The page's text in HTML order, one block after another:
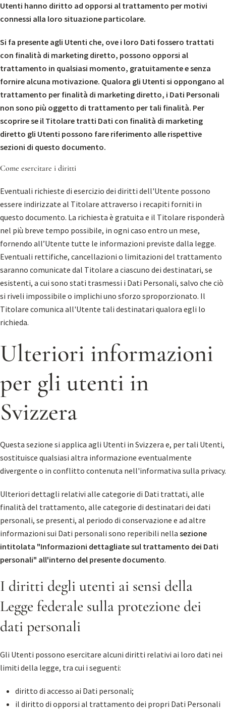
Utenti hanno diritto ad opporsi al trattamento per motivi
connessi alla loro situazione particolare.
Si fa presente agli Utenti che, ove i loro Dati fossero trattati
con finalità di marketing diretto, possono opporsi al
trattamento in qualsiasi momento, gratuitamente e senza
fornire alcuna motivazione. Qualora gli Utenti si oppongano al
trattamento per finalità di marketing diretto, i Dati Personali
non sono più oggetto di trattamento per tali finalità. Per
scoprire se il Titolare tratti Dati con finalità di marketing
diretto gli Utenti possono fare riferimento alle rispettive
sezioni di questo documento.
Come esercitare i diritti
Eventuali richieste di esercizio dei diritti dell'Utente possono
essere indirizzate al Titolare attraverso i recapiti forniti in
questo documento. La richiesta è gratuita e il Titolare risponderà
nel più breve tempo possibile, in ogni caso entro un mese,
fornendo all’Utente tutte le informazioni previste dalla legge.
Eventuali rettifiche, cancellazioni o limitazioni del trattamento
saranno comunicate dal Titolare a ciascuno dei destinatari, se
esistenti, a cui sono stati trasmessi i Dati Personali, salvo che ciò
si riveli impossibile o implichi uno sforzo sproporzionato. Il
Titolare comunica all'Utente tali destinatari qualora egli lo
richieda.
Ulteriori informazioni
per gli utenti in
Svizzera
Questa sezione si applica agli Utenti in Svizzera e, per tali Utenti,
sostituisce qualsiasi altra informazione eventualmente
divergente o in conflitto contenuta nell'informativa sulla privacy.
Ulteriori dettagli relativi alle categorie di Dati trattati, alle
finalità del trattamento, alle categorie di destinatari dei dati
personali, se presenti, al periodo di conservazione e ad altre
informazioni sui Dati personali sono reperibili nella sezione
intitolata "Informazioni dettagliate sul trattamento dei Dati
personali" all'interno del presente documento.
I diritti degli utenti ai sensi della
Legge federale sulla protezione dei
dati personali
Gli Utenti possono esercitare alcuni diritti relativi ai loro dati nei
limiti della legge, tra cui i seguenti:
diritto di accesso ai Dati personali;
il diritto di opporsi al trattamento dei propri Dati Personali